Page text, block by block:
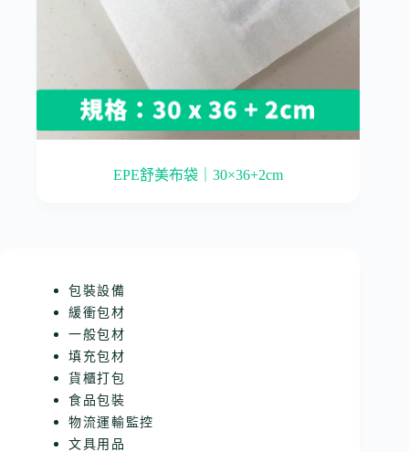
EPE舒美布袋｜30×36+2cm
包裝設備
緩衝包材
一般包材
填充包材
貨櫃打包
食品包裝
物流運輸監控
文具用品